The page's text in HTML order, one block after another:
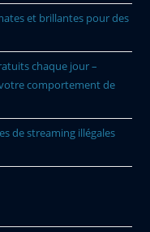
et brillantes pour des
chaque jour –
comportement de
de streaming illégales